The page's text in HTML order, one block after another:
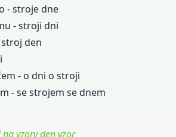
- stroje dne
- stroji dni
den
- o dni o stroji
- se strojem se dnem
na vzory den vzor